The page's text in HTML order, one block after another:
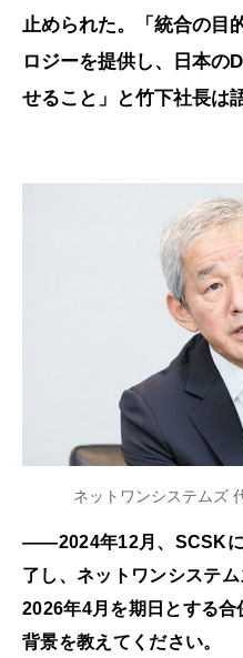
止められた。「統合の目
ロジーを提供し、日本の
せること」と竹下社長は
ネットワンシステムズ
――2024年12月、SCSKに
了し、ネットワンシステ
2026年4月を期日とする合
背景を教えてください。